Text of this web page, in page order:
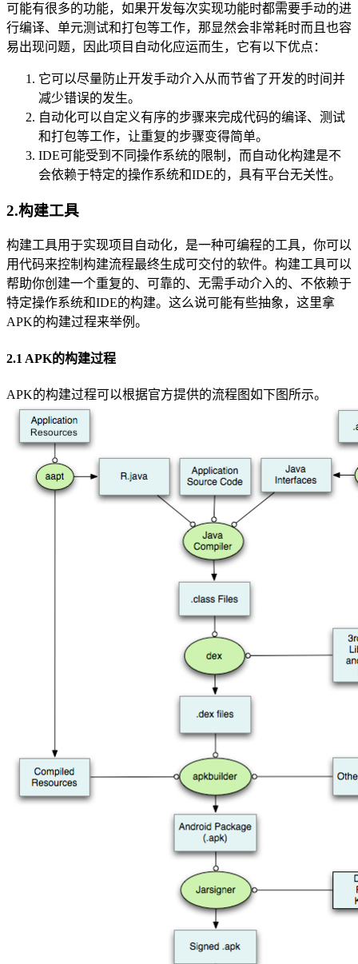
可能有很多的功能，如果开发每次实现功能时都需要手动的进
行编译、单元测试和打包等工作，那显然会非常耗时而且也容
易出现问题，因此项目自动化应运而生，它有以下优点：
它可以尽量防止开发手动介入从而节省了开发的时间并
减少错误的发生。
自动化可以自定义有序的步骤来完成代码的编译、测试
和打包等工作，让重复的步骤变得简单。
IDE可能受到不同操作系统的限制，而自动化构建是不
会依赖于特定的操作系统和IDE的，具有平台无关性。
2.构建工具
构建工具用于实现项目自动化，是一种可编程的工具，你可以
用代码来控制构建流程最终生成可交付的软件。构建工具可以
帮助你创建一个重复的、可靠的、无需手动介入的、不依赖于
特定操作系统和IDE的构建。这么说可能有些抽象，这里拿
APK的构建过程来举例。
2.1 APK的构建过程
APK的构建过程可以根据官方提供的流程图如下图所示。